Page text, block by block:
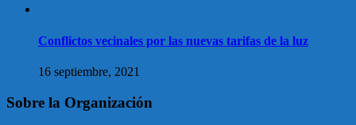
Conflictos vecinales por las nuevas tarifas de la luz
16 septiembre, 2021
Sobre la Organización